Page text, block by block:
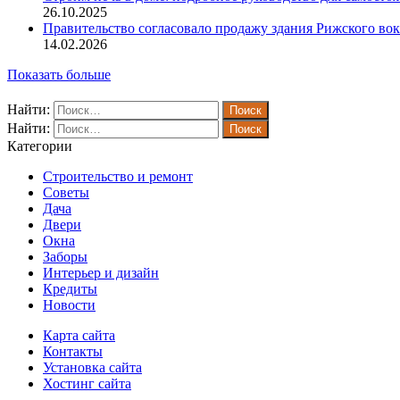
26.10.2025
Правительство согласовало продажу здания Рижского
14.02.2026
Показать больше
Найти:
Найти:
Категории
Строительство и ремонт
Советы
Дача
Двери
Окна
Заборы
Интерьер и дизайн
Кредиты
Новости
Карта сайта
Контакты
Установка сайта
Хостинг сайта